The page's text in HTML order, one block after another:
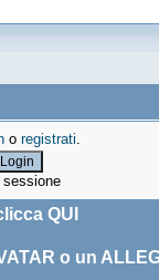
o registrati.
sessione
QUI
o un